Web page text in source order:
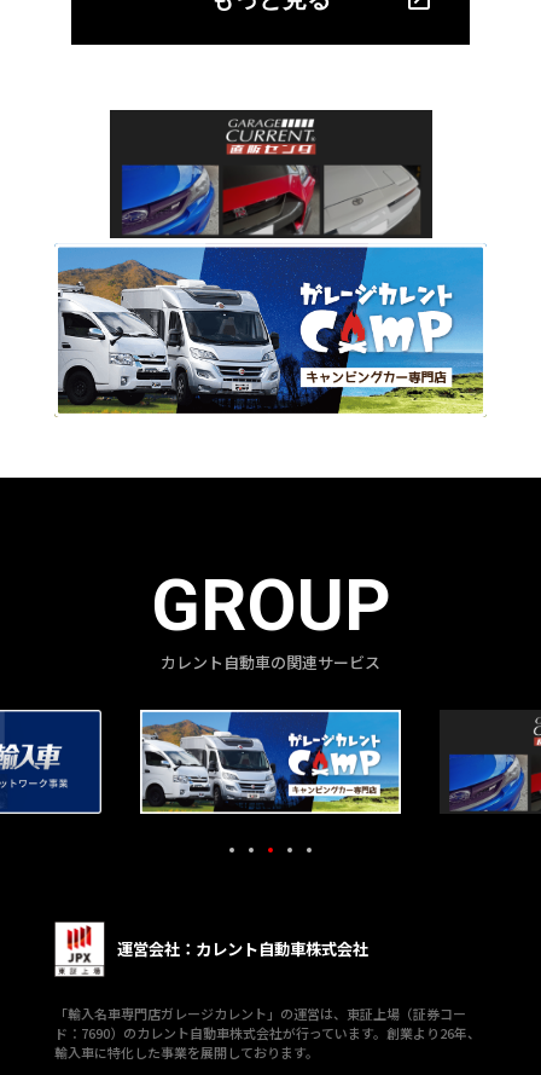
GROUP
カレント自動車の関連サービス
運営会社：カレント自動車株式会社
「輸入名車専門店ガレージカレント」の運営は、東証上場（証券コー
ド：7690）のカレント自動車株式会社が行っています。創業より26年、
輸入車に特化した事業を展開しております。